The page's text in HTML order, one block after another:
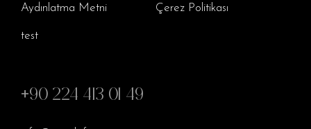
Aydınlatma Metni Çerez Politikası
test
+90 224 413 01 49